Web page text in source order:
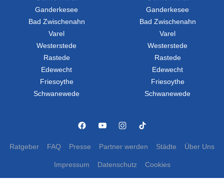
Ganderkesee
Bad Zwischenahn
Varel
Westerstede
Rastede
Edewecht
Friesoythe
Schwanewede
Ganderkesee
Bad Zwischenahn
Varel
Westerstede
Rastede
Edewecht
Friesoythe
Schwanewede
Ratgeber FAQ Presse Partner werden Städte Über Uns
Impressum Datenschutz Cookies